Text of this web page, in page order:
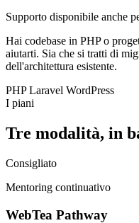
Supporto disponibile anche
Hai codebase in PHP o
aiutarti. Sia che si tratti di
dell'architettura esistente.
PHPLaravel WordPress
I piani
Tre modalità, in
Consigliato
Mentoring continuativo
WebTea Pathway